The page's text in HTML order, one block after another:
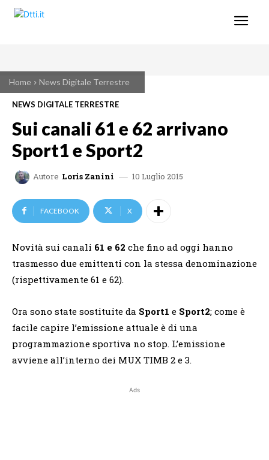
Home News Digitale Terrestre
NEWS DIGITALE TERRESTRE
Sui canali 61 e 62 arrivano
Sport1 e Sport2
Autore Loris Zanini 10 Luglio 2015
FACEBOOK X
Novità sui canali 61 e 62 che fino ad oggi hanno
trasmesso due emittenti con la stessa denominazione
(rispettivamente 61 e 62).
Ora sono state sostituite da Sport1 e Sport2; come è
facile capire l’emissione attuale è di una
programmazione sportiva no stop. L’emissione
avviene all’interno dei MUX TIMB 2 e 3.
Ads